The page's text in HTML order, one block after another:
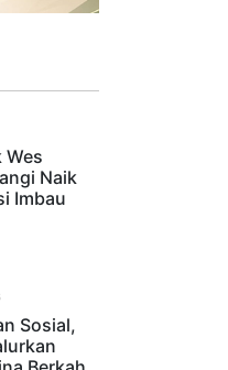
Wes
Naik
Imbau
Sosial,